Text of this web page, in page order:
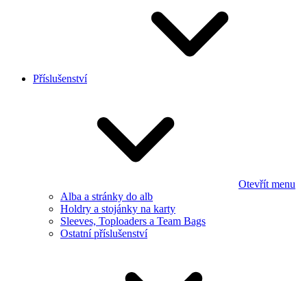
Příslušenství
Otevřít menu
Alba a stránky do alb
Holdry a stojánky na karty
Sleeves, Toploaders a Team Bags
Ostatní příslušenství